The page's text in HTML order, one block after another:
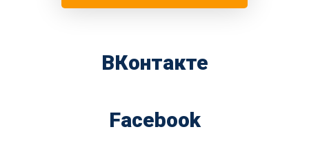
ВКонтакте
Facebook